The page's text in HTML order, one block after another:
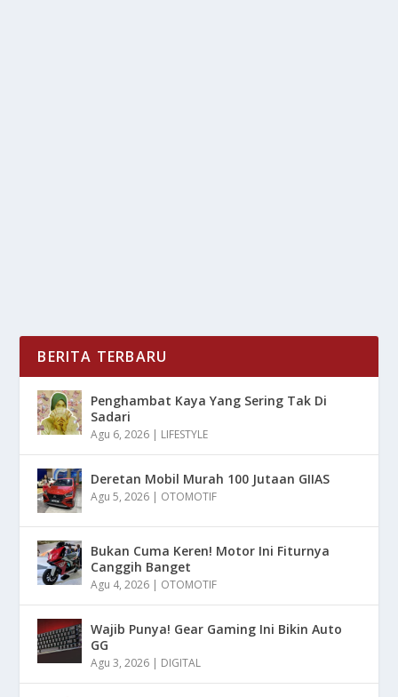
BERITA TERBARU
Penghambat Kaya Yang Sering Tak Di
Sadari
Agu 6, 2026 | LIFESTYLE
Deretan Mobil Murah 100 Jutaan GIIAS
Agu 5, 2026 | OTOMOTIF
Bukan Cuma Keren! Motor Ini Fiturnya
Canggih Banget
Agu 4, 2026 | OTOMOTIF
Wajib Punya! Gear Gaming Ini Bikin Auto
GG
Agu 3, 2026 | DIGITAL